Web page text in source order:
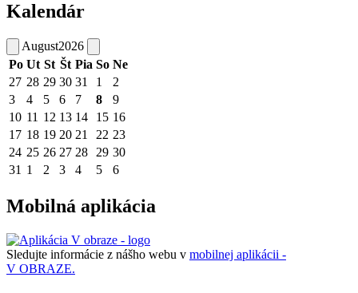
Kalendár
August2026
Po Ut St Št Pia So Ne
27 28 29 30 31 1
2
3
4 5 6 7 8
9
10 11 12 13 14 15 16
17 18 19 20 21 22 23
24 25 26 27 28 29 30
31 1 2 3 4 5 6
Mobilná aplikácia
Sledujte informácie z nášho webu v mobilnej aplikácii -
V OBRAZE.